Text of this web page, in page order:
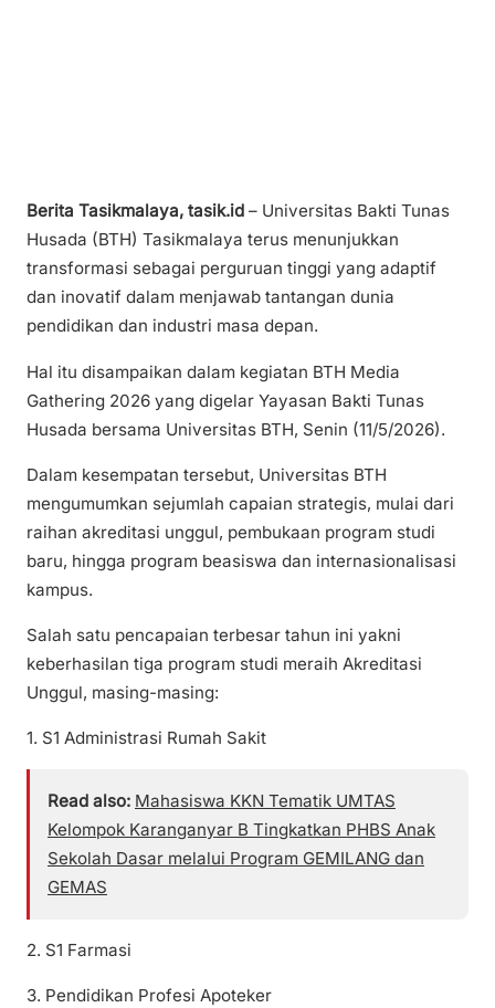
Berita Tasikmalaya, tasik.id – Universitas Bakti Tunas
Husada (BTH) Tasikmalaya terus menunjukkan
transformasi sebagai perguruan tinggi yang adaptif
dan inovatif dalam menjawab tantangan dunia
pendidikan dan industri masa depan.
Hal itu disampaikan dalam kegiatan BTH Media
Gathering 2026 yang digelar Yayasan Bakti Tunas
Husada bersama Universitas BTH, Senin (11/5/2026).
Dalam kesempatan tersebut, Universitas BTH
mengumumkan sejumlah capaian strategis, mulai dari
raihan akreditasi unggul, pembukaan program studi
baru, hingga program beasiswa dan internasionalisasi
kampus.
Salah satu pencapaian terbesar tahun ini yakni
keberhasilan tiga program studi meraih Akreditasi
Unggul, masing-masing:
1. S1 Administrasi Rumah Sakit
Read also: Mahasiswa KKN Tematik UMTAS
Kelompok Karanganyar B Tingkatkan PHBS Anak
Sekolah Dasar melalui Program GEMILANG dan
GEMAS
2. S1 Farmasi
3. Pendidikan Profesi Apoteker